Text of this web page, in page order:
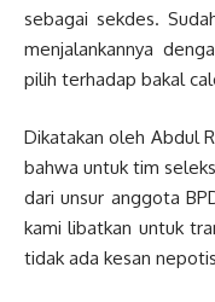
sebagai sekdes.
menjalankannya
pilih terhadap bakal
Dikatakan oleh Abdul
bahwa untuk tim
dari unsur anggota
kami libatkan untuk
tidak ada kesan